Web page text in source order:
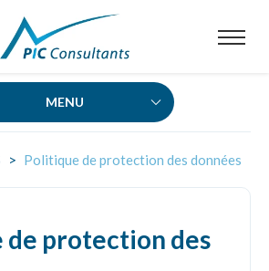
MENU
RECHERCHE (CIR)
au CIR
> Politique de protection des données
de protection des